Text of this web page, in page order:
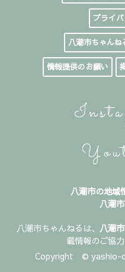
プライ
八潮市ちゃんね
情報提供のお願い
八潮市の地域
八潮
八潮市ちゃんねるは、 八潮
載情報のご協
Copyright © yashio-